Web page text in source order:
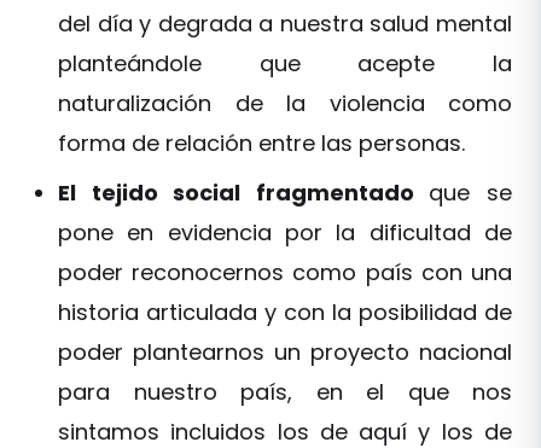
del día y degrada a nuestra salud mental
planteándole que acepte la
naturalización de la violencia como
forma de relación entre las personas.
El tejido social fragmentado que se
pone en evidencia por la dificultad de
poder reconocernos como país con una
historia articulada y con la posibilidad de
poder plantearnos un proyecto nacional
para nuestro país, en el que nos
sintamos incluidos los de aquí y los de